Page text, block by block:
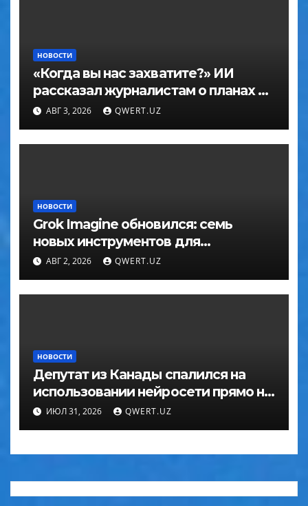
НОВОСТИ
«Когда вы нас захватите?» ИИ
рассказал журналистам о планах по
покорению мира в большом
АВГ 3, 2026 QWERT.UZ
НОВОСТИ
Grok Imagine обновился: семь
новых инструментов для
редактирования фото
АВГ 2, 2026 QWERT.UZ
НОВОСТИ
Депутат из Канады спалился на
использовании нейросети прямо на
заседании
ИЮЛ 31, 2026 QWERT.UZ